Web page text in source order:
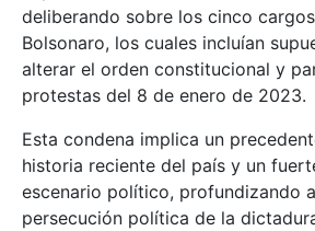
deliberando sobre los cinco
Bolsonaro, los cuales incluían
alterar el orden constitucional y
protestas del 8 de enero de 2023.
Esta condena implica un
historia reciente del país y un
escenario político, profundizando
persecución política de la